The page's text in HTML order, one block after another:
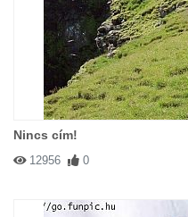
Nincs cím!
12956 0